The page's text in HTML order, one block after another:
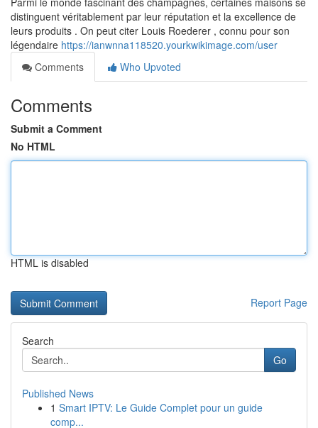
distinguent véritablement par leur réputation et la excellence de
leurs produits . On peut citer Louis Roederer , connu pour son
légendaire https://ianwnna118520.yourkwikimage.com/user
Comments
Who Upvoted
Comments
Submit a Comment
No HTML
HTML is disabled
Report Page
Search
Go
Published News
1 Smart IPTV: Le Guide Complet pour un guide
comp...